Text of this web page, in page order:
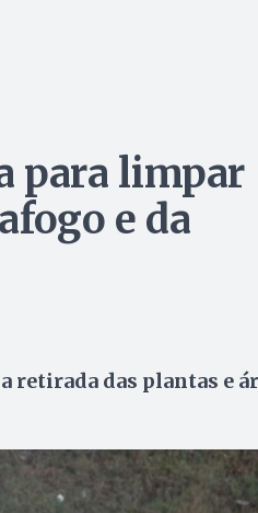
para limpar
e da
retirada das plantas e